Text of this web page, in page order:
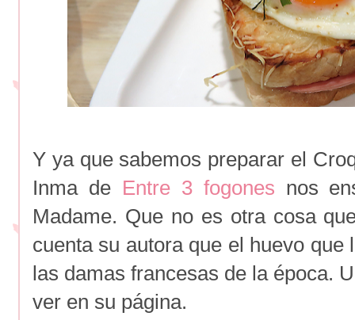
Y ya que sabemos preparar el
Inma de Entre 3 fogones nos
Madame. Que no es otra cosa
cuenta su autora que el huevo
las damas francesas de la época.
ver en su página.